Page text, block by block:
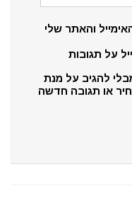
והאתר שלי
על תגובות
להגיב על מנת
או תגובה חדשה